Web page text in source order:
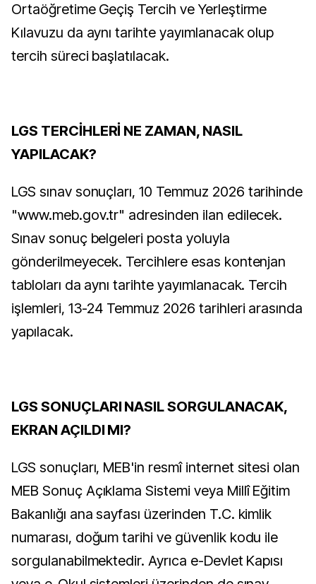
Ortaöğretime Geçiş Tercih ve Yerleştirme
Kılavuzu da aynı tarihte yayımlanacak olup
tercih süreci başlatılacak.
LGS TERCİHLERİ NE ZAMAN, NASIL
YAPILACAK?
LGS sınav sonuçları, 10 Temmuz 2026 tarihinde
"www.meb.gov.tr" adresinden ilan edilecek.
Sınav sonuç belgeleri posta yoluyla
gönderilmeyecek. Tercihlere esas kontenjan
tabloları da aynı tarihte yayımlanacak. Tercih
işlemleri, 13-24 Temmuz 2026 tarihleri arasında
yapılacak.
LGS SONUÇLARI NASIL SORGULANACAK,
EKRAN AÇILDI MI?
LGS sonuçları, MEB'in resmî internet sitesi olan
MEB Sonuç Açıklama Sistemi veya Millî Eğitim
Bakanlığı ana sayfası üzerinden T.C. kimlik
numarası, doğum tarihi ve güvenlik kodu ile
sorgulanabilmektedir. Ayrıca e-Devlet Kapısı